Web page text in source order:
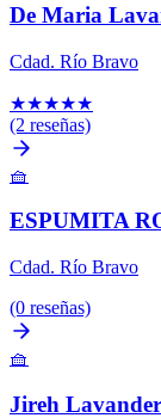
De Maria
Cdad. Río Bravo
★★★★★
(2 reseñas)
🧺
ESPUMITA
Cdad. Río Bravo
(0 reseñas)
🧺
Jireh